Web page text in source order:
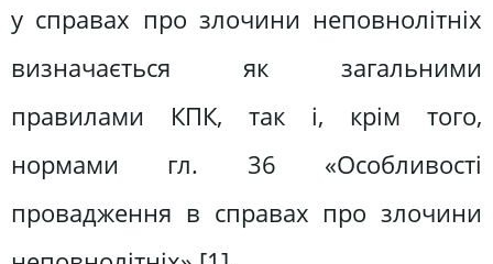
у справах про злочини неповнолітніх
визначається як загальними
правилами КПК, так і, крім того,
нормами гл. 36 «Особливості
провадження в справах про злочини